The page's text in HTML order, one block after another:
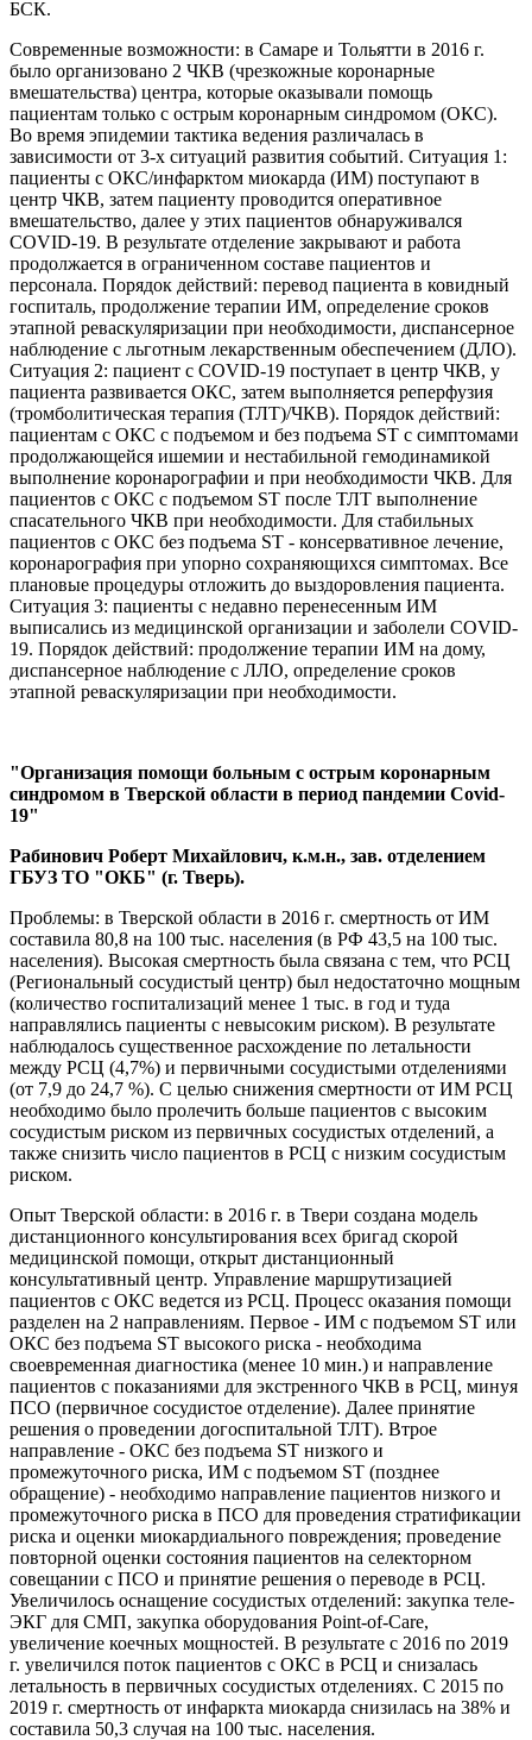
БСК.
Современные возможности: в Самаре и Тольятти в 2016 г.
было организовано 2 ЧКВ (чрезкожные коронарные
вмешательства) центра, которые оказывали помощь
пациентам только с острым коронарным синдромом (ОКС).
Во время эпидемии тактика ведения различалась в
зависимости от 3-х ситуаций развития событий. Ситуация 1:
пациенты с ОКС/инфарктом миокарда (ИМ) поступают в
центр ЧКВ, затем пациенту проводится оперативное
вмешательство, далее у этих пациентов обнаруживался
COVID-19. В результате отделение закрывают и работа
продолжается в ограниченном составе пациентов и
персонала. Порядок действий: перевод пациента в ковидный
госпиталь, продолжение терапии ИМ, определение сроков
этапной реваскуляризации при необходимости, диспансерное
наблюдение с льготным лекарственным обеспечением (ДЛО).
Ситуация 2: пациент с COVID-19 поступает в центр ЧКВ, у
пациента развивается ОКС, затем выполняется реперфузия
(тромболитическая терапия (ТЛТ)/ЧКВ). Порядок действий:
пациентам с ОКС с подъемом и без подъема ST с симптомами
продолжающейся ишемии и нестабильной гемодинамикой
выполнение коронарографии и при необходимости ЧКВ. Для
пациентов с ОКС с подъемом ST после ТЛТ выполнение
спасательного ЧКВ при необходимости. Для стабильных
пациентов с ОКС без подъема ST - консервативное лечение,
коронарография при упорно сохраняющихся симптомах. Все
плановые процедуры отложить до выздоровления пациента.
Ситуация 3: пациенты с недавно перенесенным ИМ
выписались из медицинской организации и заболели COVID-
19. Порядок действий: продолжение терапии ИМ на дому,
диспансерное наблюдение с ЛЛО, определение сроков
этапной реваскуляризации при необходимости.
"Организация помощи больным с острым коронарным
синдромом в Тверской области в период пандемии Covid-
19"
Рабинович Роберт Михайлович, к.м.н., зав. отделением
ГБУЗ ТО "ОКБ" (г. Тверь).
Проблемы: в Тверской области в 2016 г. смертность от ИМ
составила 80,8 на 100 тыс. населения (в РФ 43,5 на 100 тыс.
населения). Высокая смертность была связана с тем, что РСЦ
(Региональный сосудистый центр) был недостаточно мощным
(количество госпитализаций менее 1 тыс. в год и туда
направлялись пациенты с невысоким риском). В результате
наблюдалось существенное расхождение по летальности
между РСЦ (4,7%) и первичными сосудистыми отделениями
(от 7,9 до 24,7 %). С целью снижения смертности от ИМ РСЦ
необходимо было пролечить больше пациентов с высоким
сосудистым риском из первичных сосудистых отделений, а
также снизить число пациентов в РСЦ с низким сосудистым
риском.
Опыт Тверской области: в 2016 г. в Твери создана модель
дистанционного консультирования всех бригад скорой
медицинской помощи, открыт дистанционный
консультативный центр. Управление маршрутизацией
пациентов с ОКС ведется из РСЦ. Процесс оказания помощи
разделен на 2 направлениям. Первое - ИМ с подъемом ST или
ОКС без подъема ST высокого риска - необходима
своевременная диагностика (менее 10 мин.) и направление
пациентов с показаниями для экстренного ЧКВ в РСЦ, минуя
ПСО (первичное сосудистое отделение). Далее принятие
решения о проведении догоспитальной ТЛТ). Втрое
направление - ОКС без подъема ST низкого и
промежуточного риска, ИМ с подъемом ST (позднее
обращение) - необходимо направление пациентов низкого и
промежуточного риска в ПСО для проведения стратификации
риска и оценки миокардиального повреждения; проведение
повторной оценки состояния пациентов на селекторном
совещании с ПСО и принятие решения о переводе в РСЦ.
Увеличилось оснащение сосудистых отделений: закупка теле-
ЭКГ для СМП, закупка оборудования Point-of-Care,
увеличение коечных мощностей. В результате с 2016 по 2019
г. увеличился поток пациентов с ОКС в РСЦ и снизалась
летальность в первичных сосудистых отделениях. С 2015 по
2019 г. смертность от инфаркта миокарда снизилась на 38% и
составила 50,3 случая на 100 тыс. населения.